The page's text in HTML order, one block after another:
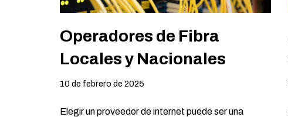
Operadores de Fibra
Locales y Nacionales
10 de febrero de 2025
Elegir un proveedor de internet puede ser una